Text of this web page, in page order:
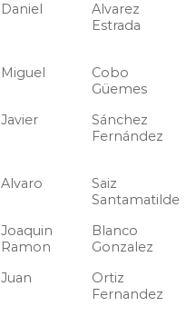
Daniel
Alvarez
Estrada
Miguel
Cobo
Güemes
Javier
Sánchez
Fernández
Alvaro
Saiz
Santamatilde
Joaquin
Ramon
Blanco
Gonzalez
Juan
Ortiz
Fernandez